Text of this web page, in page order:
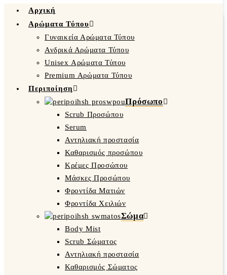
Αρχική
Αρώματα Τύπου
Γυναικεία Αρώματα Τύπου
Ανδρικά Αρώματα Τύπου
Unisex Αρώματα Τύπου
Premium Αρώματα Τύπου
Περιποίηση
Πρόσωπο
Scrub Προσώπου
Serum
Αντηλιακή προστασία
Καθαρισμός προσώπου
Κρέμες Προσώπου
Μάσκες Προσώπου
Φροντίδα Ματιών
Φροντίδα Χειλιών
Σώμα
Body Mist
Scrub Σώματος
Αντηλιακή προστασία
Καθαρισμός Σώματος